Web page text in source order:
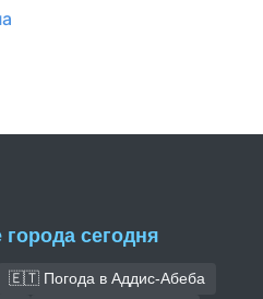
сегодня
🇪🇹 Погода в Аддис-Абеба